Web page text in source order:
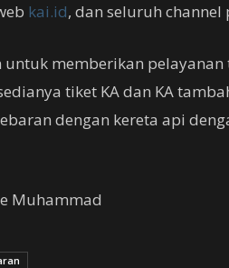
kai.id, dan seluruh
untuk memberikan
tiket KA dan KA
dengan kereta api
Muhammad